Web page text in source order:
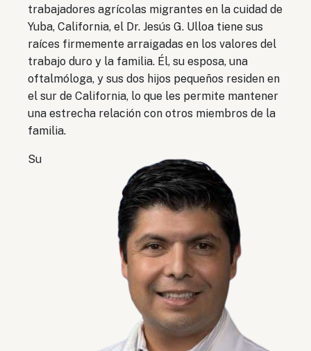
trabajadores agrícolas migrantes en la cuidad de
Yuba, California, el Dr. Jesús G. Ulloa tiene sus
raíces firmemente arraigadas en los valores del
trabajo duro y la familia. Él, su esposa, una
oftalmóloga, y sus dos hijos pequeños residen en
el sur de California, lo que les permite mantener
una estrecha relación con otros miembros de la
familia.
Su